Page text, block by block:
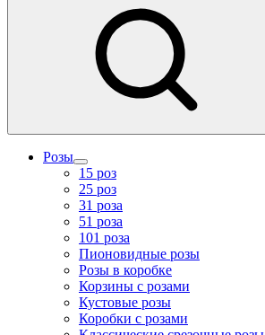
Розы
15 роз
25 роз
31 роза
51 роза
101 роза
Пионовидные розы
Розы в коробке
Корзины с розами
Кустовые розы
Коробки с розами